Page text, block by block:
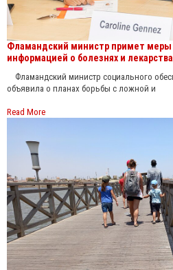
Фламандский министр примет меры
информацией о болезнях и
Фламандский министр социального
объявила о планах борьбы с ложной и
Read More